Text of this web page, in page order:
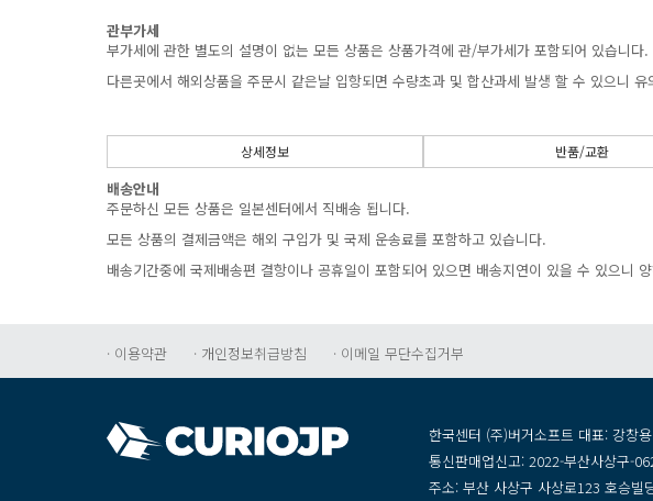
관부가세
부가세에관한별도의설명이없는모든상품은상품가격에관/부가세가포함되어있습니다.
다른곳에서해외상품을주문시같은날입항되면수량초과및합산과세발생할수있으니유
상세정보 반품/교환
배송안내
주문하신모든상품은일본센터에서직배송됩니다.
모든상품의결제금액은해외구입가및국제운송료를포함하고있습니다.
배송기간중에국제배송편결항이나공휴일이포함되어있으면배송지연이있을수있으니
·이용약관 ·개인정보취급방침 ·이메일무단수집거부
한국센터(주)버거소프트대표:강창
통신판매업신고:2022-부산사상구-
주소:부산사상구사상로123호승빌